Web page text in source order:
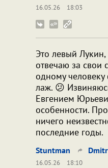
16.05.26
18:03
Это левый Лукин,
отвечаю за свои
одному человеку
лаж. 😕
Евгением
особенности.
ничего
последние годы.
Stuntman
16.05.26
18:10